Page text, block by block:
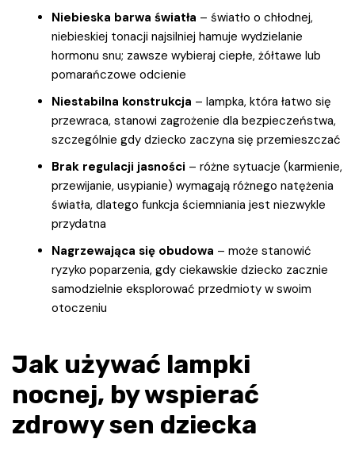
Niebieska barwa światła – światło o chłodnej,
niebieskiej tonacji najsilniej hamuje wydzielanie
hormonu snu; zawsze wybieraj ciepłe, żółtawe lub
pomarańczowe odcienie
Niestabilna konstrukcja – lampka, która łatwo się
przewraca, stanowi zagrożenie dla bezpieczeństwa,
szczególnie gdy dziecko zaczyna się przemieszczać
Brak regulacji jasności – różne sytuacje (karmienie,
przewijanie, usypianie) wymagają różnego natężenia
światła, dlatego funkcja ściemniania jest niezwykle
przydatna
Nagrzewająca się obudowa – może stanowić
ryzyko poparzenia, gdy ciekawskie dziecko zacznie
samodzielnie eksplorować przedmioty w swoim
otoczeniu
Jak używać lampki
nocnej, by wspierać
zdrowy sen dziecka